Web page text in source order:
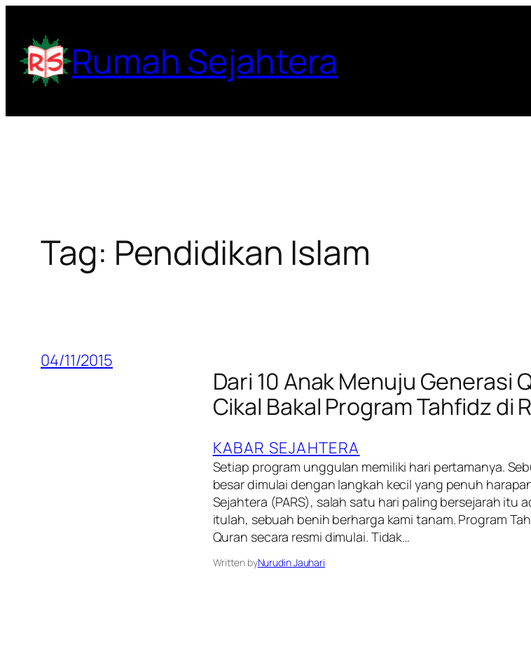
konten
Rumah Sejahtera
Tag: Pendidikan Islam
04/11/2015
Dari 10 Anak Menuju Generasi
Cikal Bakal Program Tahfidz di
KABAR SEJAHTERA
Setiap program unggulan memiliki hari pertamanya.
besar dimulai dengan langkah kecil yang penuh
Sejahtera (PARS), salah satu hari paling bersejarah itu
itulah, sebuah benih berharga kami tanam. Program
Quran secara resmi dimulai. Tidak…
Written byNurudin Jauhari